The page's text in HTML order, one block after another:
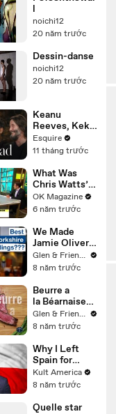
l
noichi12
20 năm trước
Dessin-danse
noichi12
20 năm trước
Keanu
Reeves, Keke
Palmer, Seth
Rogen & Aziz
'Good
Fortune' at
Esquire’s
Table Read
Esquire
11 tháng trước
What Was
Chris Watts’
Motivation To
Murder His
Watch Expert
Weigh In
OK Magazine
6 năm trước
We Made
Jamie Oliver's
Yorkshire
Pudding
Glen & Friends Cooking Food
8 năm trước
Beurre a
la Béarnaise
Recipe
Glen & Friends Cooking Food
8 năm trước
Why I Left
Spain for
Poland [Kult
America]
Kult America
8 năm trước
Quelle star